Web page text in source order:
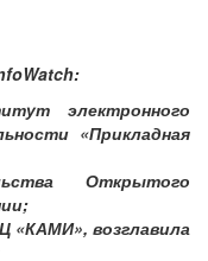
электронного
«Прикладная
Открытого
«КАМИ», возглавила